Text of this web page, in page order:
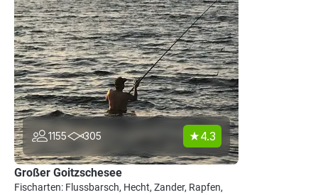
1155 305 4.3
Großer Goitzschesee
Fischarten: Flussbarsch, Hecht, Zander, Rapfen,